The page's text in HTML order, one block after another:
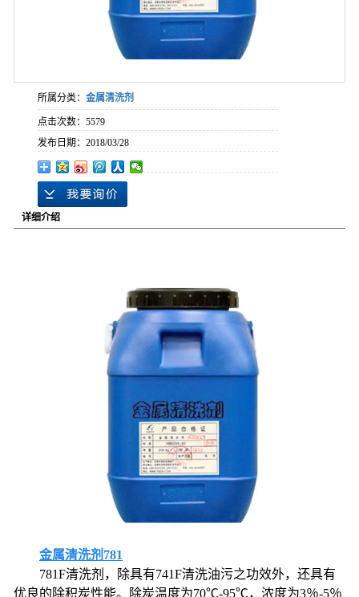
所属分类： 金属清洗剂
点击次数： 5579
发布日期： 2018/03/28
详细介绍
金属清洗剂781
781F清洗剂，除具有741F清洗油污之功效外，还具有
优良的除积炭性能。除炭温度为70℃-95℃，浓度为3％-5％